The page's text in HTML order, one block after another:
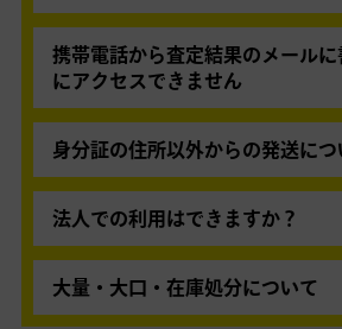
け取り方法を選択ください。
自動承認を選択いただいた場合は、事
お伺いします。
初回（もしくは再度本人確認が必要な場
きます。
「査定結果を自動的に承認（す
を選択いただいた場合、代金の
の買取金額のご連絡と代えさせて
で、査定完了後の金額のご案内
お振り込みの前に金額を確認され
認」にて、お申込みください。
「査定結果メールを受け取り、
経過しても承認・否認のご連絡
取金額にご承諾いただいたもの
携帯電話から査定結果のメールに
にアクセスできません
従来型の携帯電話（ガラケー、
ン）ではご利用いただけません
かパソコンからご利用ください。
身分証の住所以外からの発送につ
初回のご利用は、身分証明書に
みとなります。
（宅配買取には現在お住まいの
有効期限内の身分証明書と、ご本
法人での利用はできますか？
法人様のご利用はこちらよりお
い。 大量・大口・在庫処分など
にもお応えいたします。
大量・大口・在庫処分について